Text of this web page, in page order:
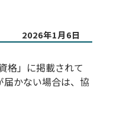
2026年1月6日
格」に掲載されて
届かない場合は、協